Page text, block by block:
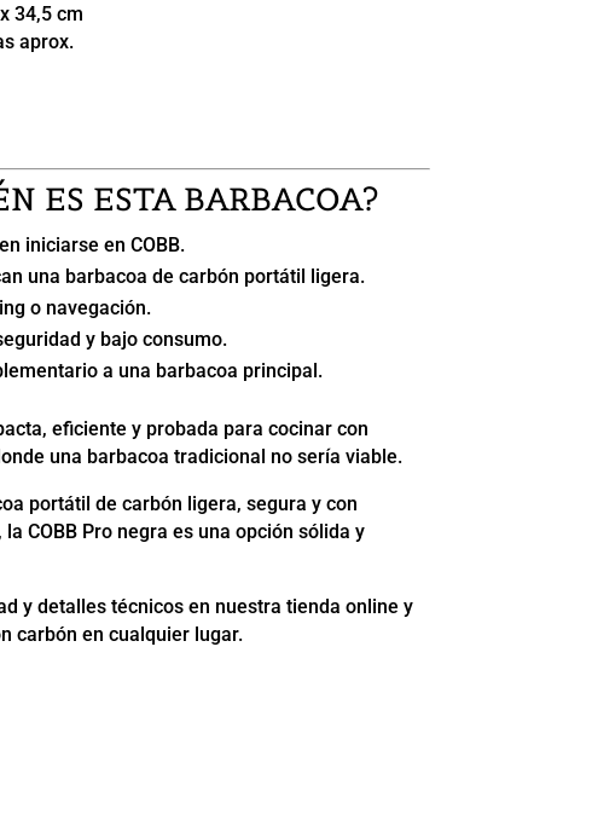
34,5 cm
aprox.
ES ESTA BARBACOA?
iniciarse en COBB.
una barbacoa de carbón portátil ligera.
o navegación.
y bajo consumo.
a una barbacoa principal.
eficiente y probada para cocinar con
una barbacoa tradicional no sería viable.
portátil de carbón ligera, segura y con
COBB Pro negra es una opción sólida y
y detalles técnicos en nuestra tienda online y
carbón en cualquier lugar.